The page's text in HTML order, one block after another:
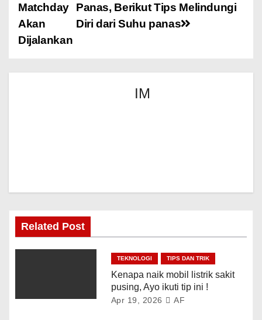
Panas, Berikut Tips Melindungi
Diri dari Suhu panas
Matchday
Akan
Dijalankan
IM
Related Post
TEKNOLOGI TIPS DAN TRIK
Kenapa naik mobil listrik sakit
pusing, Ayo ikuti tip ini !
Apr 19, 2026 AF